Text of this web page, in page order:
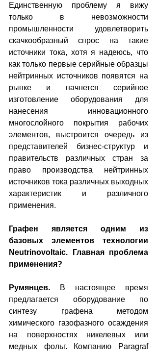
Единственную проблему я вижу
только в невозможности
промышленности удовлетворить
скачкообразный спрос на такие
источники тока, хотя я надеюсь, что
как только первые серийные образцы
нейтринных источников появятся на
рынке и начнется серийное
изготовление оборудования для
нанесения инновационного
многослойного покрытия рабочих
элементов, выстроится очередь из
представителей бизнес-структур и
правительств различных стран за
право производства нейтринных
источников тока различных выходных
характеристик и различного
применения.
Графен является одним из
базовых элементов технологии
Neutrinovoltaic. Главная проблема
применения?
Румянцев. В настоящее время
предлагается оборудование по
синтезу графена методом
химического газофазного осаждения
на поверхностях никелевых или
медных фольг. Компанию Paragraf